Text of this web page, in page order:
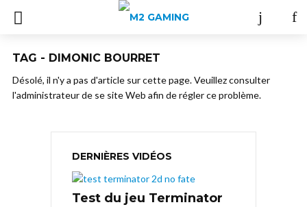
TAG - DIMONIC BOURRET
Désolé, il n'y a pas d'article sur cette page. Veuillez consulter
l'administrateur de se site Web afin de régler ce problème.
DERNIÈRES VIDÉOS
Test du jeu Terminator